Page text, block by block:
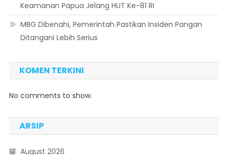
Keamanan Papua Jelang HUT Ke-81 RI
MBG Dibenahi, Pemerintah Pastikan Insiden Pangan
Ditangani Lebih Serius
KOMEN TERKINI
No comments to show.
ARSIP
August 2026